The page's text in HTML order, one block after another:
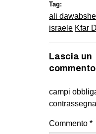
Tag:
ali
israele Kfar
Lascia un
commento
campi
Commento *